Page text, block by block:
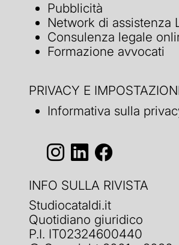
Pubblicità
Network di assistenza
Consulenza legale
Formazione avvocati
PRIVACY E
Informativa sulla
INFO SULLA RIVISTA
Studiocataldi.it
Quotidiano giuridico
P.I. IT02324600440